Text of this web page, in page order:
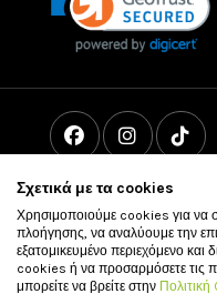
Σχετικά με τα cookies
Χρησιμοποιούμε cookies για να
πλοήγησης, να αναλύουμε την
εξατομικευμένο περιεχόμενο και
cookies ή να προσαρμόσετε τις
μπορείτε να βρείτε στην